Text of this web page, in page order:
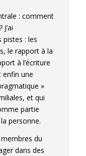
?.L’école
Cergy,
Cendrine
:
Rencontres
de la
scripteur de
Alpes, Jun
Cendrine
modèles
de lecture
?. Anissa
Usages des
, 43, Presses
137, 2021,
⟨hal-04010549⟩
: comment
pistes : les
le rapport à la
à l’écriture
enfin une
»
et qui
partie
personne.
du
dans des